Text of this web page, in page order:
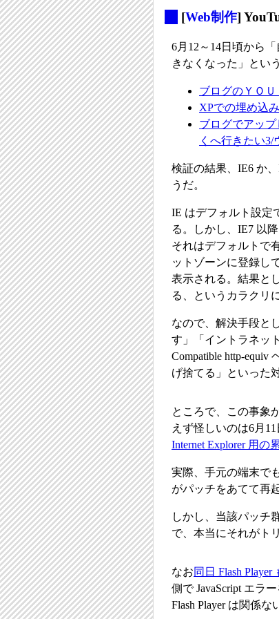
[Web制作]
6月12～14日頃から
きなくなった」とい
ブログのＹＯ
XPでの埋め込
ブログでアッ
くへ行きたい3/
検証の結果、IE6 か
うだ。
IE はデフォルト設定
る。しかし、IE7 以
それはデフォルトで
ットゾーンに登録し
表示される。結果と
る、というカラクリ
なので、解決手段と
す」「イントラネッ
Compatible http-
げ捨てる」といった
ところで、この事象
えず怪しいのは6月
Internet Explorer 用の
実際、手元の端末で
がパッチをあてて再
しかし、当該パッチ
で、本当にそれがト
なお同日 Flash
側で JavaScript エラ
Flash Player は関係な